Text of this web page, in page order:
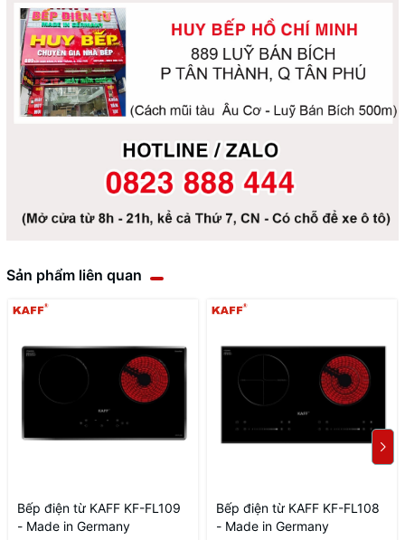
Sản phẩm liên quan
Bếp điện từ KAFF KF-FL109
- Made in Germany
Bếp điện từ KAFF KF-FL108
- Made in Germany